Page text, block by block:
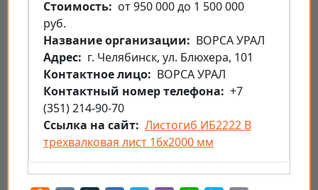
Стоимость
от 950 000 до 1 500 000
руб.
Название организации
ВОРСА УРАЛ
Aдрес
г. Челябинск, ул. Блюхера, 101
Контактное лицо
ВОРСА УРАЛ
Контактный номер телефона
+7
(351) 214-90-70
Ссылка на сайт Листогиб ИБ2222 В
трехвалковая лист 16х2000 мм